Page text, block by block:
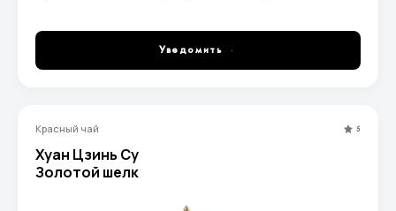
благородной горчинкой, переходящей в
длительное терпко-фруктовое послевкусие.
Уведомить
Красный чай 5
Хуан Цзинь Су
Золотой шелк